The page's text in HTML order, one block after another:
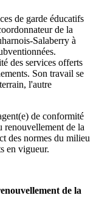
de garde éducatifs
de la
Salaberry à
des services offerts
Son travail se
l'autre
de conformité
renouvellement de la
des normes du milieu
en vigueur.
de la